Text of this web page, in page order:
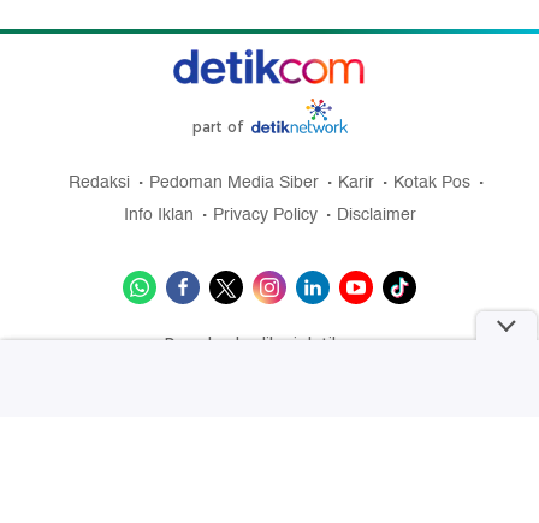
part of
Redaksi Pedoman Media Siber Karir
Kotak Pos
Info Iklan
Privacy Policy Disclaimer
Download aplikasi detikcom